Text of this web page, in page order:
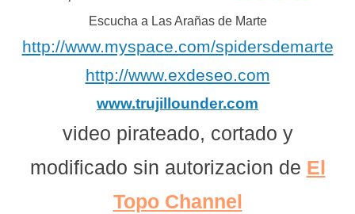
Escucha a Las Arañas de Marte
http://www.myspace.com/spidersdemarte
http://www.exdeseo.com
www.trujillounder.com
video pirateado, cortado y
modificado sin autorizacion de El
Topo Channel